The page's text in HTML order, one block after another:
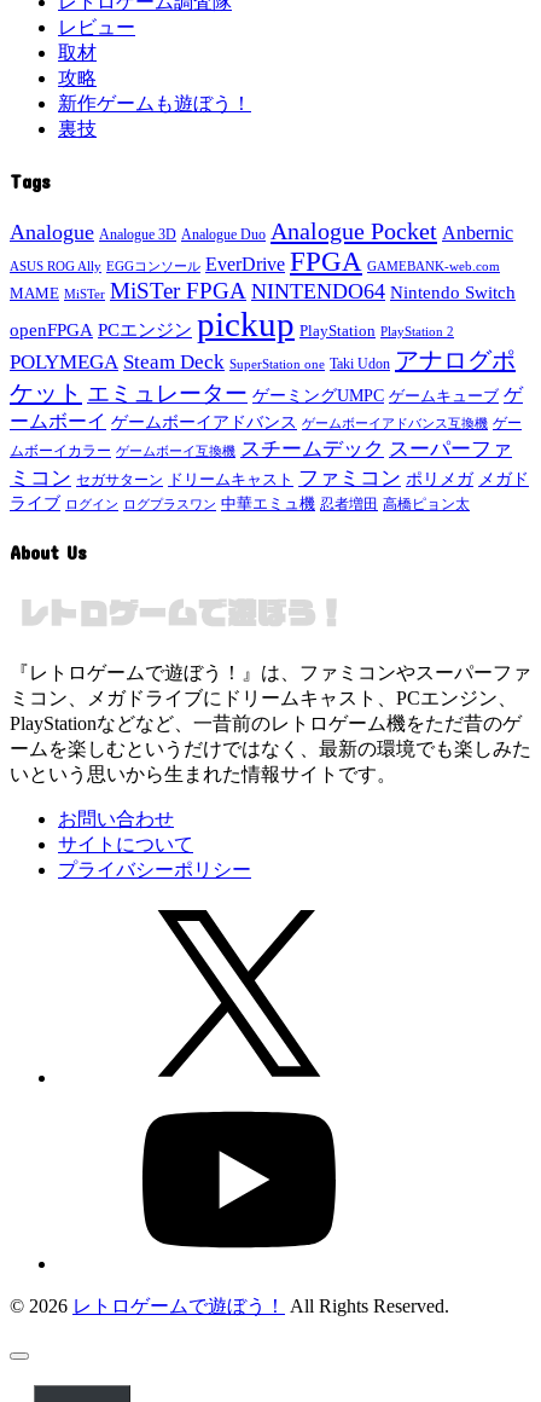
レビュー
取材
攻略
新作ゲームも遊ぼう！
裏技
Tags
Analogue Analogue 3D Analogue Duo Analogue Pocket Anbernic
ASUS ROG Ally EGGコンソール EverDrive FPGA GAMEBANK-web.com
MAME MiSTer MiSTer FPGA NINTENDO64 Nintendo Switch
openFPGA PCエンジン pickup PlayStation PlayStation 2
POLYMEGA Steam Deck SuperStation one Taki Udon アナログポ
ケット エミュレーター ゲーミングUMPC ゲームキューブ ゲ
ームボーイ ゲームボーイアドバンス ゲームボーイアドバンス互換機 ゲー
ムボーイカラー ゲームボーイ互換機 スチームデック スーパーファ
ミコン セガサターン ドリームキャスト ファミコン ポリメガ メガド
ライブ ログイン ログプラスワン 中華エミュ機 忍者増田 高橋ピョン太
About Us
『レトロゲームで遊ぼう！』は、ファミコンやスーパーファ
ミコン、メガドライブにドリームキャスト、PCエンジン、
PlayStationなどなど、一昔前のレトロゲーム機をただ昔のゲ
ームを楽しむというだけではなく、最新の環境でも楽しみた
いという思いから生まれた情報サイトです。
お問い合わせ
サイトについて
プライバシーポリシー
© 2026 レトロゲームで遊ぼう！ All Rights Reserved.